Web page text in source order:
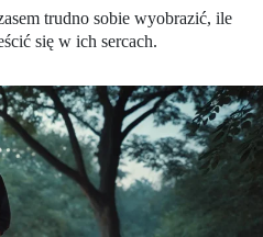
trudno sobie wyobrazić, ile
się w ich sercach.